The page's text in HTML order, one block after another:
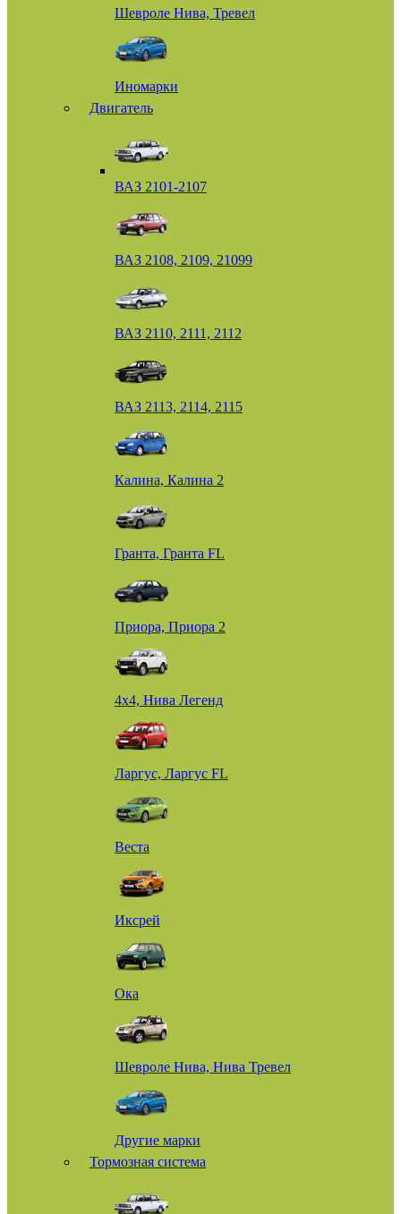
Шевроле Нива, Тревел
Иномарки
Двигатель
ВАЗ 2101-2107
ВАЗ 2108, 2109, 21099
ВАЗ 2110, 2111, 2112
ВАЗ 2113, 2114, 2115
Калина, Калина 2
Гранта, Гранта FL
Приора, Приора 2
4х4, Нива Легенд
Ларгус, Ларгус FL
Веста
Иксрей
Ока
Шевроле Нива, Нива Тревел
Другие марки
Тормозная система